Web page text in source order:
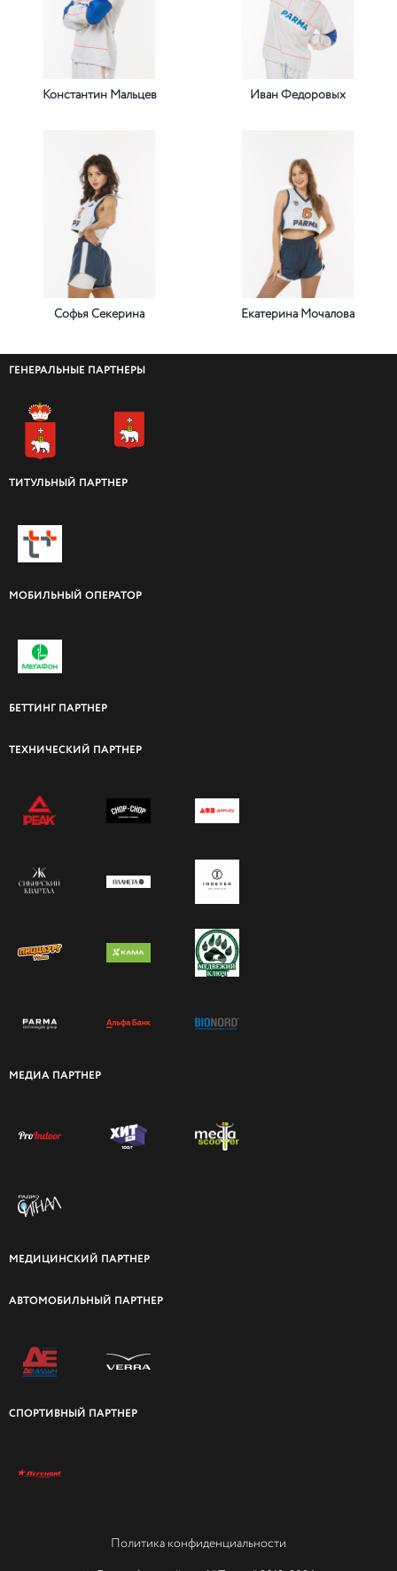
Константин Мальцев Иван Федоровых
Софья Секерина Екатерина Мочалова
ГЕНЕРАЛЬНЫЕ ПАРТНЕРЫ
ТИТУЛЬНЫЙ ПАРТНЕР
МОБИЛЬНЫЙ ОПЕРАТОР
БЕТТИНГ ПАРТНЕР
ТЕХНИЧЕСКИЙ ПАРТНЕР
МЕДИА ПАРТНЕР
МЕДИЦИНСКИЙ ПАРТНЕР
АВТОМОБИЛЬНЫЙ ПАРТНЕР
СПОРТИВНЫЙ ПАРТНЕР
Политика конфиденциальности